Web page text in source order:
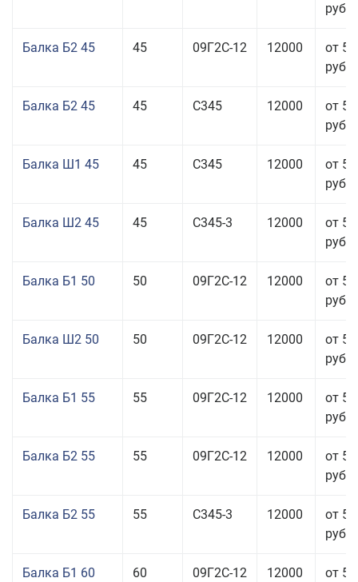
руб.
Балка Б2 45 45 09Г2С-12 12000
от
руб.
Балка Б2 45 45 С345 12000
от
руб.
Балка Ш1 45 45 С345 12000
от
руб.
Балка Ш2 45 45 С345-3 12000
от
руб.
Балка Б1 50 50 09Г2С-12 12000
от
руб.
Балка Ш2 50 50 09Г2С-12 12000
от
руб.
Балка Б1 55 55 09Г2С-12 12000
от
руб.
Балка Б2 55 55 09Г2С-12 12000
от
руб.
Балка Б2 55 55 С345-3 12000
от
руб.
Балка Б1 60 60 09Г2С-12 12000
от